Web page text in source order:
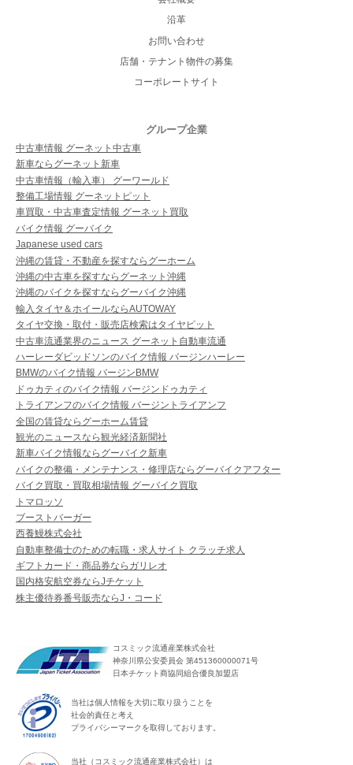
沿革
お問い合わせ
店舗・テナント物件の募集
コーポレートサイト
グループ企業
中古車情報 グーネット中古車
新車ならグーネット新車
中古車情報（輸入車） グーワールド
整備工場情報 グーネットピット
車買取・中古車査定情報 グーネット買取
バイク情報 グーバイク
Japanese used cars
沖縄の賃貸・不動産を探すならグーホーム
沖縄の中古車を探すならグーネット沖縄
沖縄のバイクを探すならグーバイク沖縄
輸入タイヤ＆ホイールならAUTOWAY
タイヤ交換・取付・販売店検索はタイヤピット
中古車流通業界のニュース グーネット自動車流通
ハーレーダビッドソンのバイク情報 バージンハーレー
BMWのバイク情報 バージンBMW
ドゥカティのバイク情報 バージンドゥカティ
トライアンフのバイク情報 バージントライアンフ
全国の賃貸ならグーホーム賃貸
観光のニュースなら観光経済新聞社
新車バイク情報ならグーバイク新車
バイクの整備・メンテナンス・修理店ならグーバイクアフター
バイク買取・買取相場情報 グーバイク買取
トマロッソ
ブーストバーガー
西養鰻株式会社
自動車整備士のための転職・求人サイト クラッチ求人
ギフトカード・商品券ならガリレオ
国内格安航空券ならJチケット
株主優待券番号販売ならJ・コード
コスミック流通産業株式会社
神奈川県公安委員会 第451360000071号
日本チケット商協同組合優良加盟店
当社は個人情報を大切に取り扱うことを
社会的責任と考え
プライバシーマークを取得しております。
当社（コスミック流通産業株式会社）は